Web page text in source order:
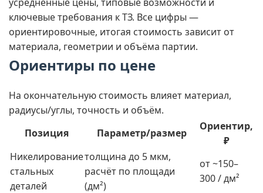
ключевые требования к ТЗ. Все цифры —
ориентировочные, итогая стоимость зависит от
материала, геометрии и объёма партии.
Ориентиры по цене
На окончательную стоимость влияет материал,
радиусы/углы, точность и объём.
Позиция
Параметр/размер
Ориентир,
₽
Никелирование
стальных
деталей
толщина до 5 мкм,
расчёт по площади
(дм²)
от ~150–
300 / дм²